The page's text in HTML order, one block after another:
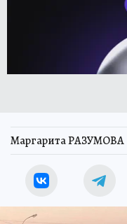
Маргарита РАЗУМОВА